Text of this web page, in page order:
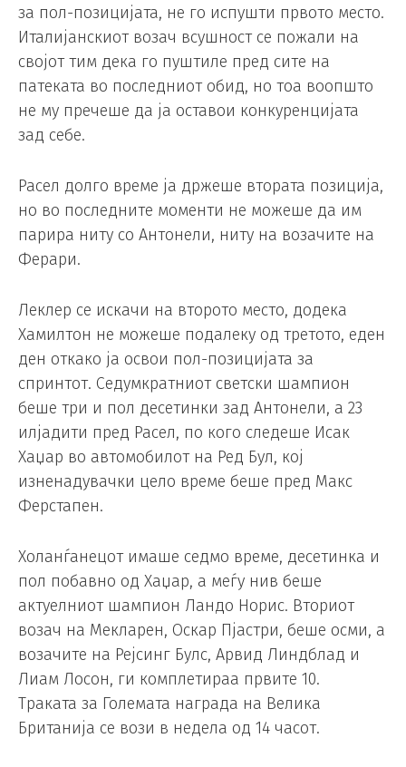
за пол-позицијата, не го испушти првото место.
Италијанскиот возач всушност се пожали на
својот тим дека го пуштиле пред сите на
патеката во последниот обид, но тоа воопшто
не му пречеше да ја оставои конкуренцијата
зад себе.
Расел долго време ја држеше втората позиција,
но во последните моменти не можеше да им
парира ниту со Антонели, ниту на возачите на
Ферари.
Леклер се искачи на второто место, додека
Хамилтон не можеше подалеку од третото, еден
ден откако ја освои пол-позицијата за
спринтот. Седумкратниот светски шампион
беше три и пол десетинки зад Антонели, а 23
илјадити пред Расел, по кого следеше Исак
Хаџар во автомобилот на Ред Бул, кој
изненадувачки цело време беше пред Макс
Ферстапен.
Холанѓанецот имаше седмо време, десетинка и
пол побавно од Хаџар, а меѓу нив беше
актуелниот шампион Ландо Норис. Вториот
возач на Мекларен, Оскар Пјастри, беше осми, а
возачите на Рејсинг Булс, Арвид Линдблад и
Лиам Лосон, ги комплетираа првите 10.
Траката за Големата награда на Велика
Британија се вози в недела од 14 часот.